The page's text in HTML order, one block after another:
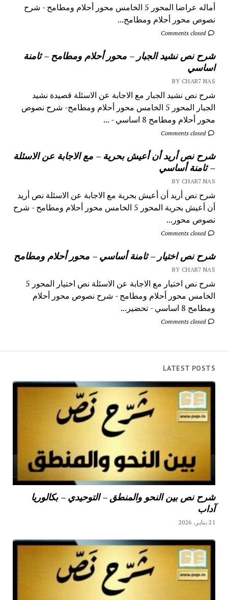
أماله عراضا المحور 5 الخامس محور أحلام ومطامح - شرح
نصوص محور أحلام ومطامح...
Comments closed
شرح نص نشيد الجبار – محور أحلام ومطامح – ثامنة
اساسي
BY CHAR7 NAS
شرح نص نشيد الجبار مع الاجابة عن الاسئلة قصيدة نشيد
الجبار المحور 5 الخامس محور أحلام ومطامح- شرح نصوص
محور أحلام ومطامح 8 اساسي - ...
Comments closed
شرح نص أريد أن أعيش بحرية – مع الاجابة عن الاسئلة
– ثامنة أساسي
BY CHAR7 NAS
شرح نص أريد أن أعيش بحرية مع الاجابة عن الاسئلة نص أريد
أن أعيش بحرية المحور 5 الخامس محور أحلام ومطامح - شرح
نصوص محور...
Comments closed
شرح نص اختيار – ثامنة أساسي – محور أحلام ومطامح
BY CHAR7 NAS
شرح نص اختيار مع الاجابة عن الاسئلة نص اختيار المحور 5
الخامس محور أحلام ومطامح - شرح نصوص محور أحلام
ومطامح 8 اساسي - تحضير...
Comments closed
LATEST POSTS
شرح نص بين النحو والمنطق – التوحيدي – بكالوريا
آداب
21 يناير، 2026